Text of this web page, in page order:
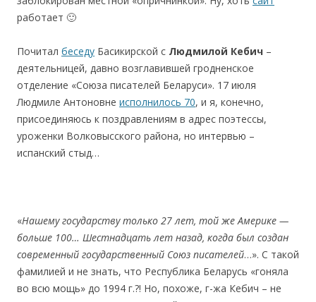
работает 🙂
Почитал беседу Басикирской с Людмилой Кебич –
деятельницей, давно возглавившей гродненское
отделение «Союза писателей Беларуси». 17 июля
Людмиле Антоновне исполнилось 70, и я, конечно,
присоединяюсь к поздравлениям в адрес поэтессы,
уроженки Волковысского района, но интервью –
испанский стыд…
«Нашему государствутолько 27лет, той жеАмерике —
больше 100… Шестнадцатьлет назад, когда был создан
современный государственный Союз писателей…». С такой
фамилией и не знать, что Республика Беларусь «гоняла
во всю мощь» до 1994 г.?! Но, похоже, г-жа Кебич – не